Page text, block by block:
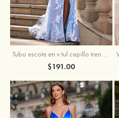
Tubo escote en v tul cepillo tren vestido de graduación
$191.00